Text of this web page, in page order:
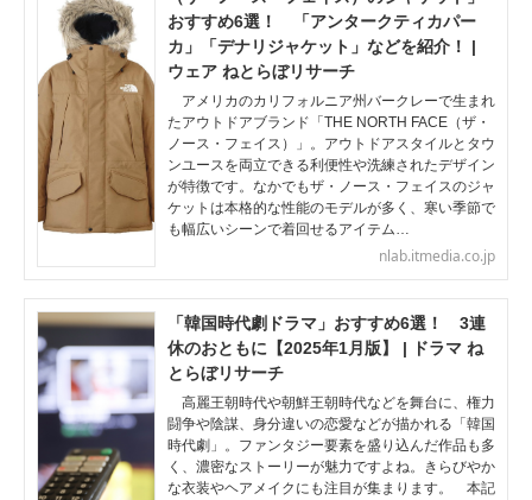
おすすめ6選！ 「アンタークティカパー
カ」「デナリジャケット」などを紹介！ |
ウェア ねとらぼリサーチ
アメリカのカリフォルニア州バークレーで生まれ
たアウトドアブランド「THE NORTH FACE（ザ・
ノース・フェイス）」。アウトドアスタイルとタウ
ンユースを両立できる利便性や洗練されたデザイン
が特徴です。なかでもザ・ノース・フェイスのジャ
ケットは本格的な性能のモデルが多く、寒い季節で
も幅広いシーンで着回せるアイテム…
nlab.itmedia.co.jp
「韓国時代劇ドラマ」おすすめ6選！ 3連
休のおともに【2025年1月版】 | ドラマ ね
とらぼリサーチ
高麗王朝時代や朝鮮王朝時代などを舞台に、権力
闘争や陰謀、身分違いの恋愛などが描かれる「韓国
時代劇」。ファンタジー要素を盛り込んだ作品も多
く、濃密なストーリーが魅力ですよね。きらびやか
な衣装やヘアメイクにも注目が集まります。 本記